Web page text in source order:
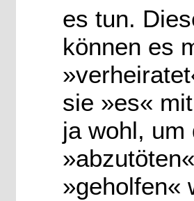
es tun.
können es
sie »es«
ja wohl,
»geholfen«